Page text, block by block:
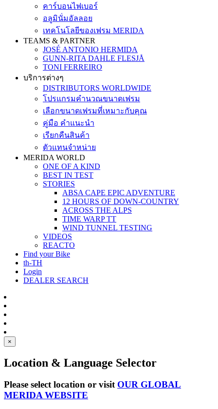
คาร์บอนไฟเบอร์
อลูมินั่มอัลลอย
เทคโนโลยีของเฟรม MERIDA
TEAMS & PARTNER
JOSÉ ANTONIO HERMIDA
GUNN-RITA DAHLE FLESJÅ
TONI FERREIRO
บริการต่างๆ
DISTRIBUTORS WORLDWIDE
โปรแกรมคำนวณขนาดเฟรม
เลือกขนาดเฟรมที่เหมาะกับคุณ
คู่มือ คำแนะนำ
เรียกคืนสินค้า
ตัวแทนจำหน่าย
MERIDA WORLD
ONE OF A KIND
BEST IN TEST
STORIES
ABSA CAPE EPIC ADVENTURE
12 HOURS OF DOWN-COUNTRY
ACROSS THE ALPS
TIME WARP TT
WIND TUNNEL TESTING
VIDEOS
REACTO
Find your Bike
th-TH
Login
DEALER SEARCH
×
Location & Language Selector
Please select location or visit OUR GLOBAL
MERIDA WEBSITE